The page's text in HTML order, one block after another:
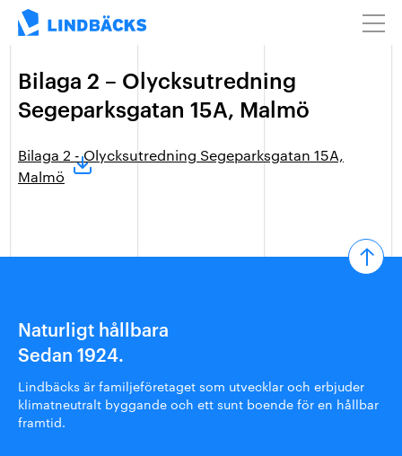
Bilaga 2 – Olycksutredning
Segeparksgatan 15A, Malmö
Bilaga 2 - Olycksutredning Segeparksgatan 15A,
Malmö
Naturligt hållbara
Sedan 1924.
Lindbäcks är familjeföretaget som utvecklar och erbjuder
klimatneutralt byggande och ett sunt boende för en hållbar
framtid.